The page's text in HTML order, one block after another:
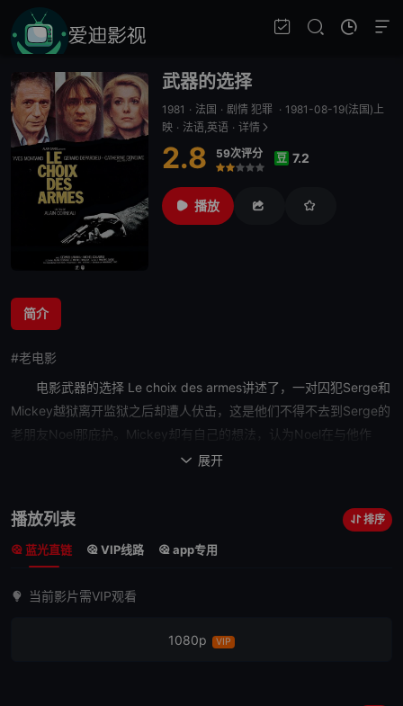
武器的选择
1981 · 法国 · 剧情 犯罪 · 1981-08-19(法国)上
映 · 法语,英语 · 详情
2.8 59次评分
很差
较差
还行推荐力荐
豆 7.2
播放
简介
#老电影
电影武器的选择 Le choix des armes讲述了，一对囚犯Serge和
Mickey越狱离开监狱之后却遭人伏击，这是他们不得不去到Serge的
老朋友Noel那庇护。Mickey却有自己的想法，认为Noel在与他作
对，此时，他又得知自己竟然有个未曾谋面的女儿。危急之中，
 展开
播放列表 排序
蓝光直链 VIP线路 app专用
当前影片需VIP观看
1080p VIP